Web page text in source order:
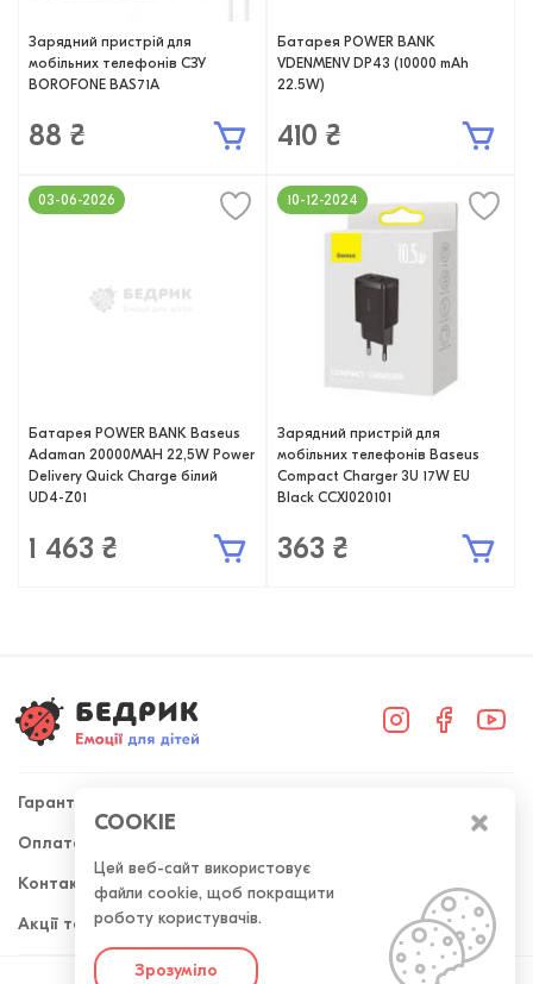
Зарядний пристрій для
мобільних телефонів СЗУ
BOROFONE BAS71A
88 ₴
Батарея POWER BANK
VDENMENV DP43 (10000 mAh
22.5W)
410 ₴
Батарея POWER BANK Baseus
Adaman 20000MAH 22,5W Power
Delivery Quick Charge білий
UD4-Z01
1 463 ₴
03-06-2026
Зарядний пристрій для
мобільних телефонів Baseus
Compact Charger 3U 17W EU
Black CCXJ020101
363 ₴
10-12-2024
Гарантія
Оплата та доставка
Контакти
Акції та знижки
Передзвоніть мені
COOKIE
Цей веб-сайт використовує
файли cookie, щоб покращити
роботу користувачів.
Зрозуміло